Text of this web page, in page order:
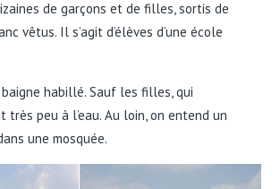
de garçons et de filles, sortis de
vêtus. Il s’agit d’élèves d’une école
habillé. Sauf les filles, qui
très peu à l’eau. Au loin, on entend un
une mosquée.